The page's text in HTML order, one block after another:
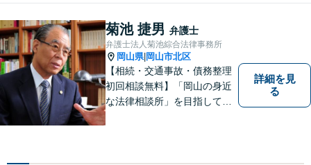
でサポートしていきます。ど
んなささいなことでも構いま
せん。お気軽にご相談くださ
い。【土曜日も受付可能】
【専用駐車場あり】
菊池 捷男 弁護士
弁護士法人菊池綜合法律事務所
岡山県| 岡山市北区
【相続・交通事故・債務整理
初回相談無料】「岡山の身近
な法律相談所」を目指してい
んなささいなことでも構いま
詳細を見
る